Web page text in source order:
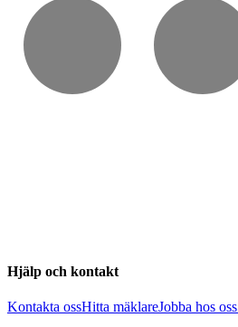
Hjälp och kontakt
Kontakta ossHitta mäklareJobba hos oss